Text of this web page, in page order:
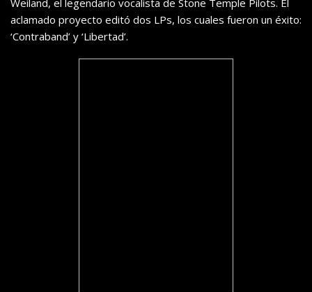
Weiland, el legendario vocalista de Stone Temple Pilots. El
aclamado proyecto editó dos LPs, los cuales fueron un éxito:
‘Contraband’ y ‘Libertad’.